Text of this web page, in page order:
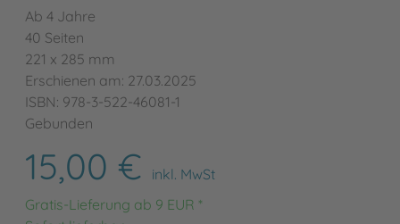
Ab 4 Jahre
40 Seiten
221 x 285 mm
Erschienen am: 27.03.2025
ISBN: 978-3-522-46081-1
Gebunden
15,00 €
inkl. MwSt
Gratis-Lieferung ab 9 EUR *